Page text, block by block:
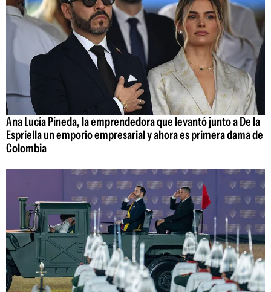
Ana Lucía Pineda, la emprendedora que levantó junto a De la
Espriella un emporio empresarial y ahora es primera dama de
Colombia